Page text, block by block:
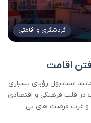
گردشگری و اقامتی
اقامت
استانبول رؤیای بسیاری
در قلب فرهنگی و اقتصادی
و غرب فرصت های بی